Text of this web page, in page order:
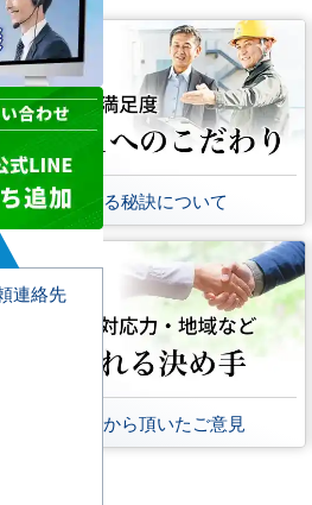
POINT
2
選ばれる秘訣について
7
お客様から頂いたご意見
連絡先